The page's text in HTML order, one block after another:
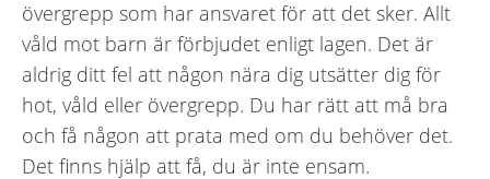
övergrepp som har ansvaret för att det sker. Allt
våld mot barn är förbjudet enligt lagen. Det är
aldrig ditt fel att någon nära dig utsätter dig för
hot, våld eller övergrepp. Du har rätt att må bra
och få någon att prata med om du behöver det.
Det finns hjälp att få, du är inte ensam.